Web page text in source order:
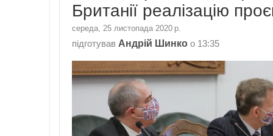
Британії реалізацію
середа, 25 листопада 2020 р.
підготував Андрій Шинко о 13:35